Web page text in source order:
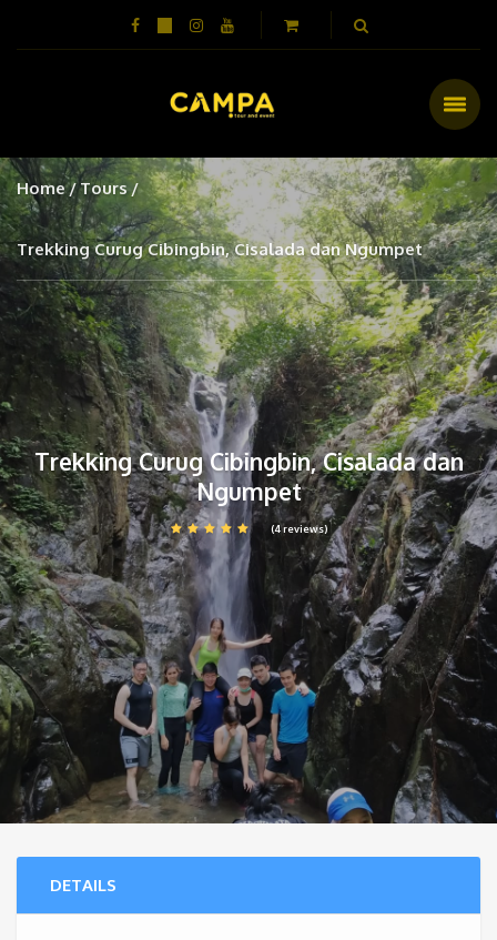
Home Tours
Trekking Curug Cibingbin, Cisalada dan Ngumpet
Trekking Curug Cibingbin, Cisalada dan
Ngumpet
(4 reviews)
DETAILS